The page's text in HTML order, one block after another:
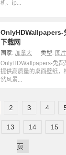
机、ip...
OnlyHDWallpapers-
下载网
国家: 加拿大 类型: 图片
OnlyHDWallpapers-免费
提供高质量的桌面壁纸，
然风景...
2 3 4
13 14 15
页